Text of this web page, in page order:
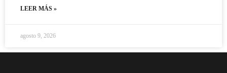
LEER MÁS »
agosto 9, 2026